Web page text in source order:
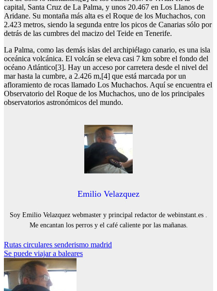
capital, Santa Cruz de La Palma, y unos 20.467 en Los Llanos de
Aridane. Su montaña más alta es el Roque de los Muchachos, con
2.423 metros, siendo la segunda entre los picos de Canarias sólo por
detrás de las cumbres del macizo del Teide en Tenerife.
La Palma, como las demás islas del archipiélago canario, es una isla
oceánica volcánica. El volcán se eleva casi 7 km sobre el fondo del
océano Atlántico[3]. Hay un acceso por carretera desde el nivel del
mar hasta la cumbre, a 2.426 m,[4] que está marcada por un
afloramiento de rocas llamado Los Muchachos. Aquí se encuentra el
Observatorio del Roque de los Muchachos, uno de los principales
observatorios astronómicos del mundo.
Emilio Velazquez
Soy Emilio Velazquez webmaster y principal redactor de webinstant.es .
Me encantan los perros y el café caliente por las mañanas.
Navegación
de
entradas
Rutas circulares senderismo madrid
Se puede viajar a baleares